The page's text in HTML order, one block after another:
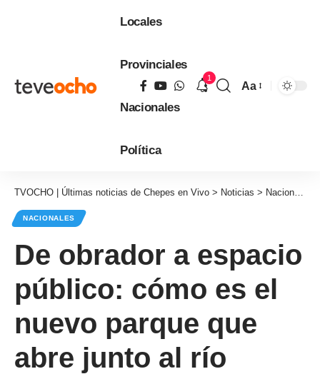
Locales
Provinciales
Nacionales
Política
1
Aa
TVOCHO | Últimas noticias de Chepes en Vivo > Noticias > Nacionales
NACIONALES
De obrador a espacio
público: cómo es el
nuevo parque que
abre junto al río